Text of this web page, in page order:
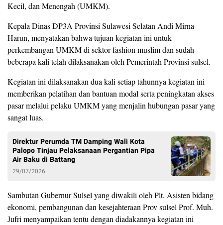
Kecil, dan Menengah (UMKM).
Kepala Dinas DP3A Provinsi Sulawesi Selatan Andi Mirna
Harun, menyatakan bahwa tujuan kegiatan ini untuk
perkembangan UMKM di sektor fashion muslim dan sudah
beberapa kali telah dilaksanakan oleh Pemerintah Provinsi sulsel.
Kegiatan ini dilaksanakan dua kali setiap tahunnya kegiatan ini
memberikan pelatihan dan bantuan modal serta peningkatan akses
pasar melalui pelaku UMKM yang menjalin hubungan pasar yang
sangat luas.
Direktur Perumda TM Damping Wali Kota
Palopo Tinjau Pelaksanaan Pergantian Pipa
Air Baku di Battang
29/07/2026
Sambutan Gubernur Sulsel yang diwakili oleh Plt. Asisten bidang
ekonomi, pembangunan dan kesejahteraan Prov sulsel Prof. Muh.
Jufri menyampaikan tentu dengan diadakannya kegiatan ini